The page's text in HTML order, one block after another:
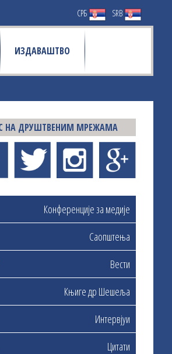
СРБ SRB
ИЗДАВАШТВО
НА ДРУШТВЕНИМ МРЕЖАМА
Конференције за медије
Саопштења
Вести
Књиге др Шешеља
Интервјуи
Цитати